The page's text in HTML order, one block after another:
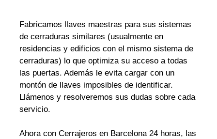
Fabricamos llaves maestras para sus sistemas
de cerraduras similares (usualmente en
residencias y edificios con el mismo sistema de
cerraduras) lo que optimiza su acceso a todas
las puertas. Además le evita cargar con un
montón de llaves imposibles de identificar.
Llámenos y resolveremos sus dudas sobre cada
servicio.
Ahora con Cerrajeros en Barcelona 24 horas, las